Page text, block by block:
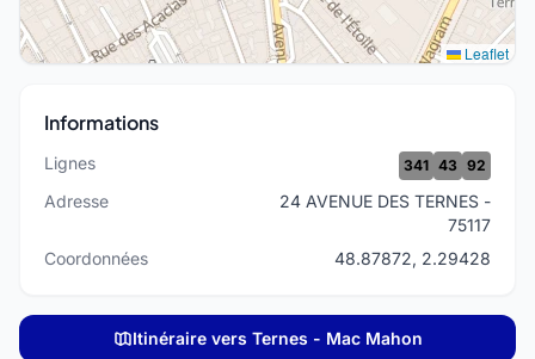
Leaflet
Informations
Lignes 341 43 92
Adresse
24 AVENUE DES TERNES -
75117
Coordonnées
48.87872, 2.29428
Itinéraire vers Ternes - Mac Mahon